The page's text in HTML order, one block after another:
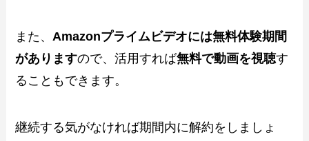
また、 Amazonプライムビデオには無料体験期間
がありますので、活用すれば無料で動画を視聴す
ることもできます。
継続する気がなければ期間内に解約をしましょ